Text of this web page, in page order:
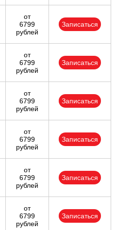
от
6799
рублей
Записаться
от
6799
рублей
Записаться
от
6799
рублей
Записаться
от
6799
рублей
Записаться
от
6799
рублей
Записаться
от
6799
рублей
Записаться